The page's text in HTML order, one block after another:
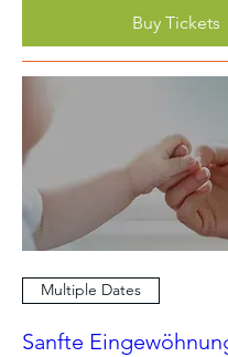
Buy Tickets
Multiple Dates
Sanfte